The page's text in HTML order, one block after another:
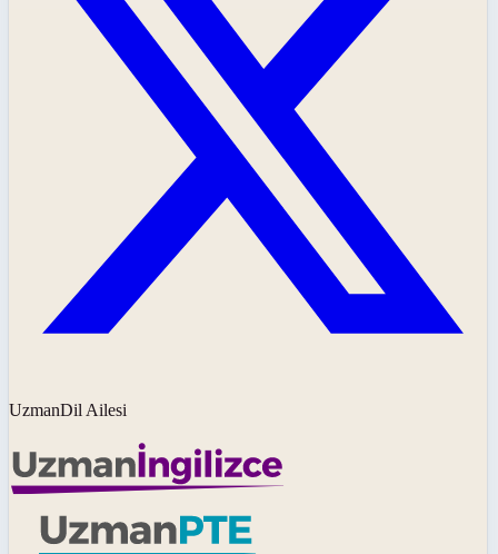
UzmanDil Ailesi